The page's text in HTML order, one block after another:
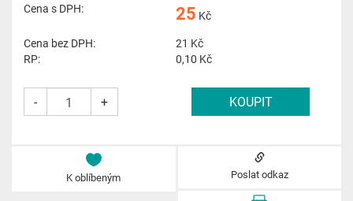
Cena s DPH: 25 Kč
Cena bez DPH:
21 Kč
RP:
0,10 Kč
- +
K oblíbeným Poslat odkaz